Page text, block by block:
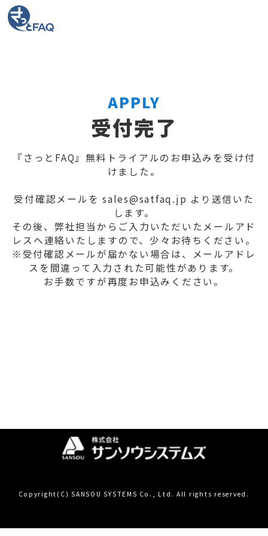
APPLY
受付完了
『さっとFAQ』無料トライアルのお申込みを受け付
けました。
受付確認メールを sales@satfaq.jp より送信いた
します。
その後、弊社担当からご入力いただいたメールアド
レスへ連絡いたしますので、少々お待ちください。
※受付確認メールが届かない場合は、メールアドレ
スを間違って入力された可能性があります。
お手数ですが再度お申込みください。
Copyright(C) SANSOU SYSTEMS Co., Ltd. All rights reserved.